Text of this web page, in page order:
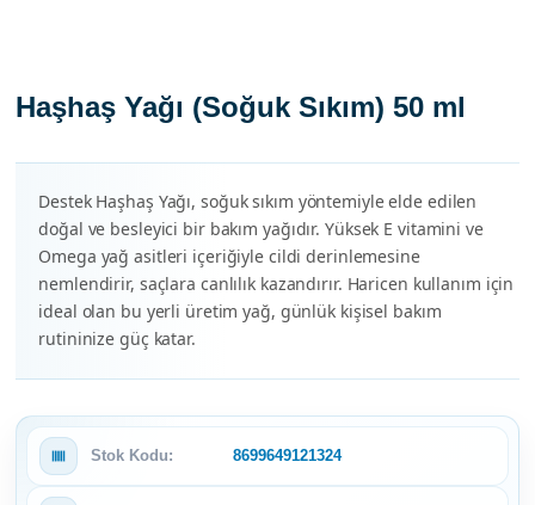
Haşhaş Yağı (Soğuk Sıkım) 50 ml
Destek Haşhaş Yağı, soğuk sıkım yöntemiyle elde edilen
doğal ve besleyici bir bakım yağıdır. Yüksek E vitamini ve
Omega yağ asitleri içeriğiyle cildi derinlemesine
nemlendirir, saçlara canlılık kazandırır. Haricen kullanım için
ideal olan bu yerli üretim yağ, günlük kişisel bakım
rutininize güç katar.
Stok Kodu: 8699649121324